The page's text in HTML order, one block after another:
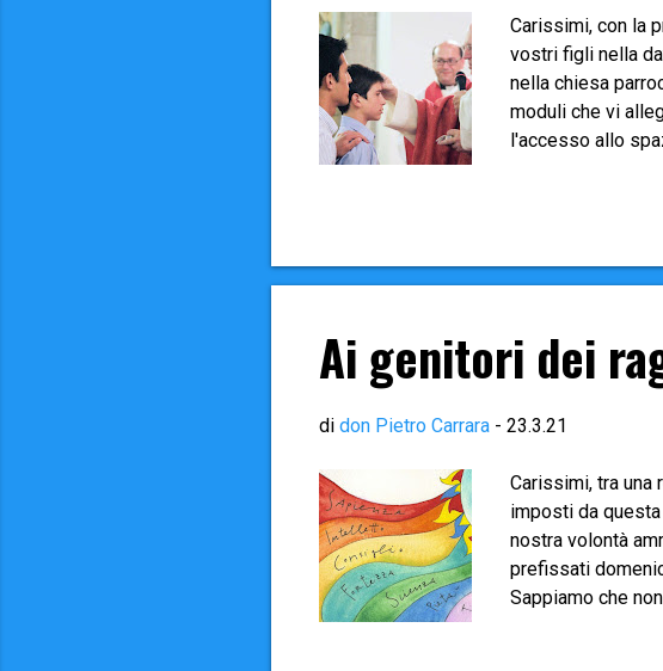
Carissimi, con la
vostri figli nella
nella chiesa
moduli che vi
l'accesso allo
Scheda di
firmare al
Ai genitori dei
di don Pietro Carrara - 23.3.21
Carissimi, tra una
imposti da
nostra volontà
prefissati
Sappiamo che